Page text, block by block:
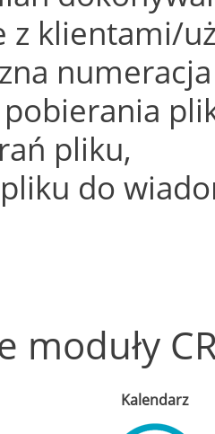
z klientami/
pliku,
pliku do
moduły
Kalendarz